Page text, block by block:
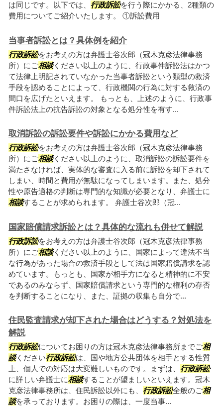
は同じです。以下では、 行政訴訟を行う際にかかる、2種類の
費用についてご紹介いたします。 ①訴訟費用
当事者訴訟とは？具体例を紹介
行政訴訟をお考えの方は弁護士谷次郎（冠木克彦法律事務
所）にご相談ください以上のように、行政事件訴訟法はかつ
て法律上明記されていなかった当事者訴訟という類型の救済
手段を認めることによって、行政機関の行為に対する救済の
間口を広げたといえます。 もっとも、上述のように、行政事
件訴訟法上の抗告訴訟の対象となる処分性を有す...
取消訴訟の訴訟要件や訴訟にかかる費用など
行政訴訟をお考えの方は弁護士谷次郎（冠木克彦法律事務
所）にご相談ください以上のように、取消訴訟の訴訟要件を
満たさなければ、実体的な審査に入る前に訴訟を却下されて
しまい、時間と費用が無駄になってしまいます。また、処分
性や原告適格の判断は専門的な知識が必要となり、弁護士に
相談することが求められます。 弁護士谷次郎（冠...
国家賠償請求訴訟とは？具体的な流れも併せて解説
行政訴訟をお考えの方は弁護士谷次郎（冠木克彦法律事務
所）にご相談ください以上のように、国家によって違法不当
な行為があった場合の救済手段として法は国家賠償請求を認
めています。もっとも、国家が相手方になると精神的に不安
であるのみならず、国家賠償請求という専門的な権利の存否
を判断することになり、また、証拠の収集も自分で...
住民監査請求が却下された場合はどうする？対処法を
解説
行政訴訟についてお困りの方は冠木克彦法律事務所までご相
談ください行政訴訟は、国や地方公共団体を相手とする性質
上、個人での対応は大変難しいものです。まずは、 行政訴訟
に詳しい弁護士に相談することが望ましいといえます。冠木
克彦法律事務所は、住民訴訟以外にも、 行政訴訟全般のご相
談を承っております。お困りの際は、一度当事...